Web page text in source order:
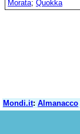
Morata; Quokka
Mondi.it: Almanacco